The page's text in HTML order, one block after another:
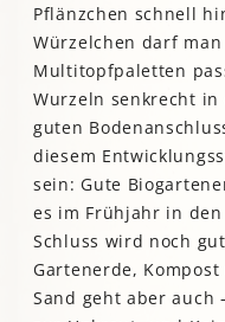
Pflänzchen schnell
Würzelchen darf
Multitopfpaletten
Wurzeln senkrecht
guten
diesem
sein: Gute
es im Frühjahr in
Schluss wird noch
Gartenerde,
Sand geht aber auch